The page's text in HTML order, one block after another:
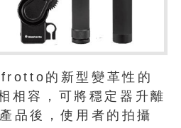
的新型變革性的
相容，可將穩定器升離
品後，使用者的拍攝